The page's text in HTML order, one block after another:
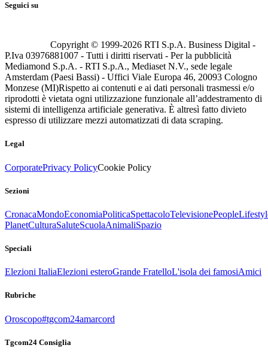
Seguici su
Copyright © 1999-2026 RTI S.p.A. Business Digital -
P.Iva 03976881007 - Tutti i diritti riservati - Per la pubblicità
Mediamond S.p.A. - RTI S.p.A., Mediaset N.V., sede legale
Amsterdam (Paesi Bassi) - Uffici Viale Europa 46, 20093 Cologno
Monzese (MI)Rispetto ai contenuti e ai dati personali trasmessi e/o
riprodotti è vietata ogni utilizzazione funzionale all’addestramento di
sistemi di intelligenza artificiale generativa. È altresì fatto divieto
espresso di utilizzare mezzi automatizzati di data scraping.
Legal
CorporatePrivacy PolicyCookie Policy
Sezioni
CronacaMondoEconomiaPoliticaSpettacoloTelevisionePeople
PlanetCulturaSaluteScuolaAnimaliSpazio
Speciali
Elezioni ItaliaElezioni esteroGrande FratelloL'isola dei famosiAmici
Rubriche
Oroscopo#tgcom24amarcord
Tgcom24 Consiglia